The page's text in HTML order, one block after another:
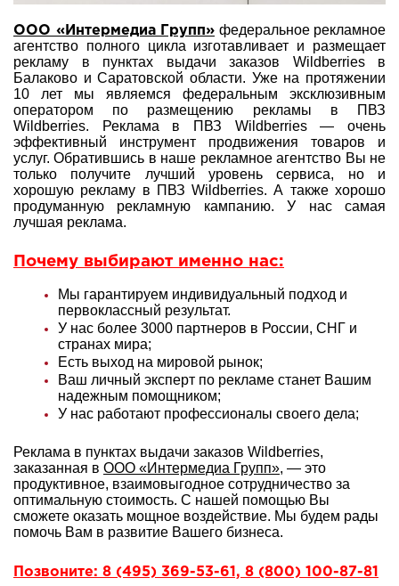
ООО «Интермедиа Групп» федеральное рекламное
агентство полного цикла изготавливает и размещает
рекламу в пунктах выдачи заказов Wildberries в
Балаково и Саратовской области. Уже на протяжении
10 лет мы являемся федеральным эксклюзивным
оператором по размещению рекламы в ПВЗ
Wildberries. Реклама в ПВЗ Wildberries — очень
эффективный инструмент продвижения товаров и
услуг. Обратившись в наше рекламное агентство Вы не
только получите лучший уровень сервиса, но и
хорошую рекламу в ПВЗ Wildberries. А также хорошо
продуманную рекламную кампанию. У нас самая
лучшая реклама.
Почему выбирают именно нас:
Мы гарантируем индивидуальный подход и
первоклассный результат.
У нас более 3000 партнеров в России, СНГ и
странах мира;
Есть выход на мировой рынок;
Ваш личный эксперт по рекламе станет Вашим
надежным помощником;
У нас работают профессионалы своего дела;
Реклама в пунктах выдачи заказов Wildberries,
заказанная в ООО «Интермедиа Групп», — это
продуктивное, взаимовыгодное сотрудничество за
оптимальную стоимость. С нашей помощью Вы
сможете оказать мощное воздействие. Мы будем рады
помочь Вам в развитие Вашего бизнеса.
Позвоните: 8 (495) 369-53-61, 8 (800) 100-87-81